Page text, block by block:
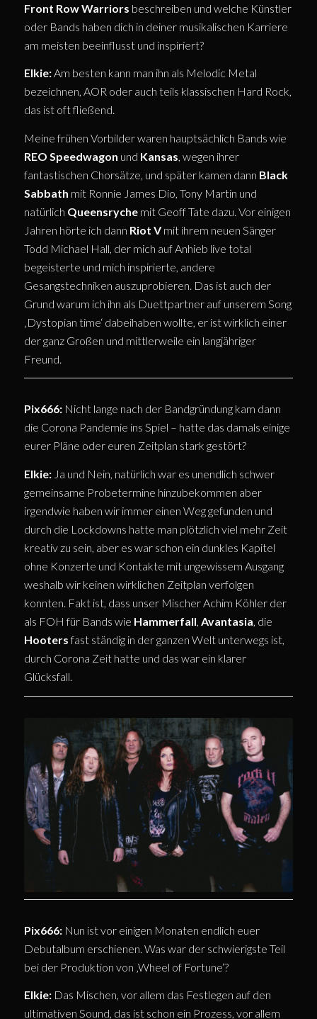
Front Row Warriors beschreiben und welche Künstler
oder Bands haben dich in deiner musikalischen Karriere
am meisten beeinflusst und inspiriert?
Elkie:Am besten kann man ihn als Melodic Metal
bezeichnen, AOR oder auch teils klassischen Hard Rock,
das ist oft fließend.
Meine frühen Vorbilder waren hauptsächlich Bands wie
REO Speedwagon und Kansas , wegen ihrer
fantastischen Chorsätze, und später kamen dann Black
Sabbath mit Ronnie James Dio, Tony Martin und
natürlich Queensrychemit Geoff Tate dazu. Vor einigen
Jahren hörte ich dann Riot Vmit ihrem neuen Sänger
Todd Michael Hall, der mich auf Anhieb live total
begeisterte und mich inspirierte, andere
Gesangstechniken auszuprobieren. Das ist auch der
Grund warum ich ihn als Duettpartner auf unserem Song
‚Dystopian time‘ dabeihaben wollte, er ist wirklich einer
der ganz Großen und mittlerweile ein langjähriger
Freund.
Pix666:Nicht lange nach der Bandgründung kam dann
die Corona Pandemie ins Spiel – hatte das damals einige
eurer Pläne oder euren Zeitplan stark gestört?
Elkie: Ja und Nein, natürlich war es unendlich schwer
gemeinsame Probetermine hinzubekommen aber
irgendwie haben wir immer einen Weg gefunden und
durch die Lockdowns hatte man plötzlich viel mehr Zeit
kreativ zu sein, aber es war schon ein dunkles Kapitel
ohne Konzerte und Kontakte mit ungewissem Ausgang
weshalb wir keinen wirklichen Zeitplan verfolgen
konnten. Fakt ist, dass unser Mischer Achim Köhler der
als FOH für Bands wie Hammerfall, Avantasia, die
Hootersfast ständig in der ganzen Welt unterwegs ist,
durch Corona Zeit hatte und das war ein klarer
Glücksfall.
Pix666:Nun ist vor einigen Monaten endlich euer
Debutalbum erschienen. Was war der schwierigste Teil
bei der Produktion von ‚Wheel of Fortune‘?
Elkie: Das Mischen, vor allem das Festlegen auf den
ultimativen Sound, das ist schon ein Prozess, vor allem